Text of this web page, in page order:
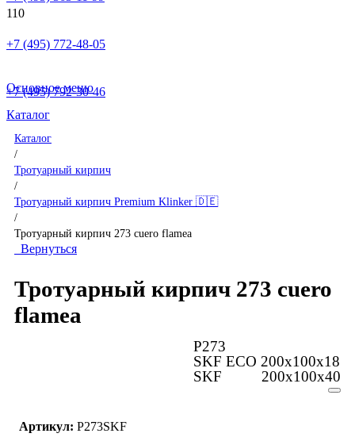
+7 (495) 772-48-05
+7 (495) 792-30-46
Основное меню
Каталог
Каталог
/
Тротуарный кирпич
/
Тротуарный кирпич Premium Klinker 🇩🇪
/
Тротуарный кирпич 273 cuero flamea
Вернуться
Тротуарный кирпич 273 cuero
flamea
P273
SKF ECO 200x100x18
SKF 200x100x40
Артикул: P273SKF